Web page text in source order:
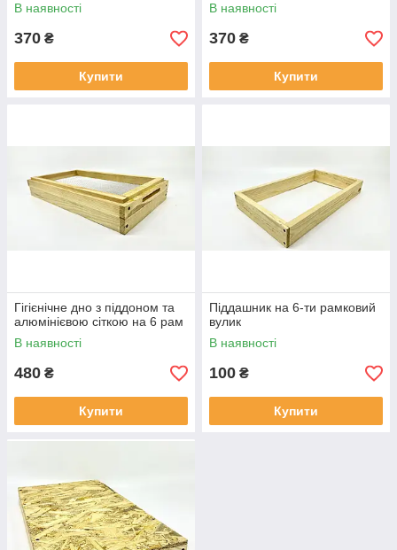
В наявності
370 ₴
Купити
В наявності
370 ₴
Купити
Гігієнічне дно з піддоном та
алюмінієвою сіткою на 6 рам
В наявності
480 ₴
Купити
Піддашник на 6-ти рамковий
вулик
В наявності
100 ₴
Купити